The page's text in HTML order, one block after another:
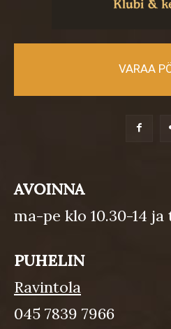
VARAA
AVOINNA
ma-pe klo 10.30-14
PUHELIN
Ravintola
045 7839 7966